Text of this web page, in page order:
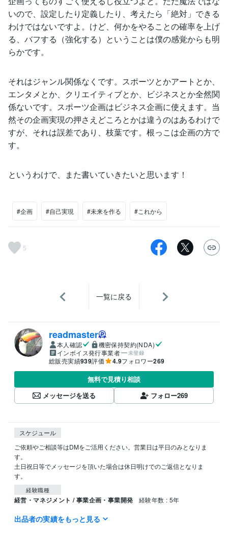
いので、設定したり定義したり、考えたら「絶対」できる
わけではないですよ。けど、何かをやることの確率を上げ
る、バフする（強化する）ということは僕の感覚からも明
らかです。
それはジャンル関係なくです。スポーツとかアートとか、
エンタメとか、クリエイティブとか、ビジネスとか全然関
係ないです。スポーツ企画はビジネス企画に使えます。当
然その企画実現の押さえどころとかは違うのはあるわけで
すが、それは誤差であり、枝葉です。根っこは企画の方で
す。
というわけで、また書いていきたいと思います！
#企画 #自己実現 #未来を作る #これから
5
一覧に戻る
readmaster
本人確認
機密保持契約(NDA)
インボイス発行事業者
未登録
総販売実績939評価 4.9フォロワー269
無料で見積り相談
メッセージを送る
フォロー269
スケジュール
ご依頼やご相談等はDMをご活用ください。営業日は平日のみとなりま
す。
土日祝日等でメッセージを頂いた場合は休日明けでのご返信となりま
経験職種
経営・マネジメント / 事業企画・事業開発 経験年数 : 5年
受賞歴
出品者の実績をもっと見る